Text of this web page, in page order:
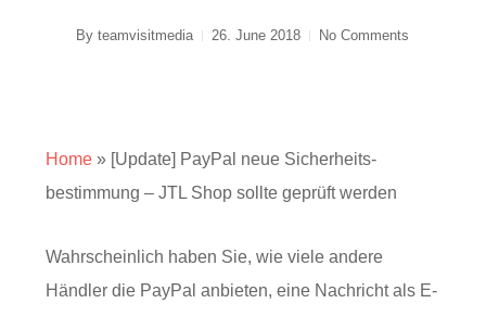
By teamvisitmedia 26. June 2018 No Comments
Home» [Update] PayPal neue Sicher­heits­
bestimmung – JTL Shop sollte geprüft werden
Wahrscheinlich haben Sie, wie viele andere
Händler die PayPal anbieten, eine Nachricht als E-